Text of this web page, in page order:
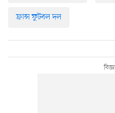
ফ্রান্স ফুটবল দল